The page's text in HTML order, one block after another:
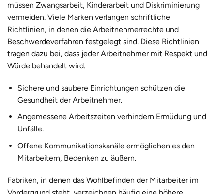
müssen Zwangsarbeit, Kinderarbeit und Diskriminierung
vermeiden. Viele Marken verlangen schriftliche
Richtlinien, in denen die Arbeitnehmerrechte und
Beschwerdeverfahren festgelegt sind. Diese Richtlinien
tragen dazu bei, dass jeder Arbeitnehmer mit Respekt und
Würde behandelt wird.
Sichere und saubere Einrichtungen schützen die
Gesundheit der Arbeitnehmer.
Angemessene Arbeitszeiten verhindern Ermüdung und
Unfälle.
Offene Kommunikationskanäle ermöglichen es den
Mitarbeitern, Bedenken zu äußern.
Fabriken, in denen das Wohlbefinden der Mitarbeiter im